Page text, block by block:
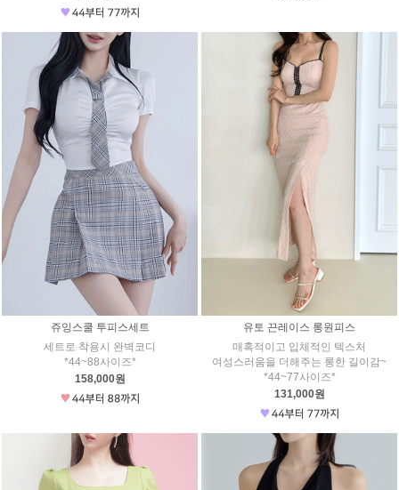
쥬잉스쿨 투피스세트
세트로 착용시 완벽코디
*44~88사이즈*
158,000원
유토 끈레이스 롱원피스
매혹적이고 입체적인 텍스처
여성스러움을 더해주는 롱한 길이감~
*44~77사이즈*
131,000원